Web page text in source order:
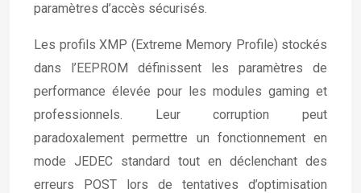
paramètres d’accès sécurisés.
Les profils XMP (Extreme Memory Profile) stockés
dans l’EEPROM définissent les paramètres de
performance élevée pour les modules gaming et
professionnels. Leur corruption peut
paradoxalement permettre un fonctionnement en
mode JEDEC standard tout en déclenchant des
erreurs POST lors de tentatives d’optimisation